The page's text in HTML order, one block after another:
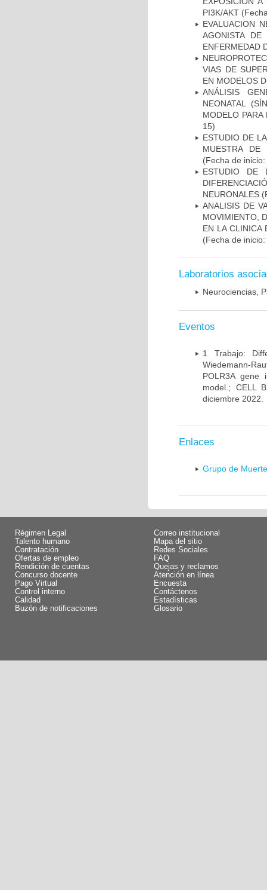
PI3K/AKT
EVALUACION
AGONISTA
ENFERMEDAD
VIAS DE
EN MODELOS
ANÁLISIS
NEONATAL
MODELO
15)
ESTUDIO DE
MUESTRA DE
(Fecha de
ESTUDIO DE
NEURONALES
ANALISIS DE
MOVIMIENTO,
EN LA CLINICA
(Fecha de
Laboratorios
Neurociencias,
Eventos
1 Trabajo:
Wiedemann-
POLR3A gene
model.; CELL
diciembre 2022.
Enlaces
Grupo de
Régimen Legal
Talento humano
Contratación
Ofertas de empleo
Rendición de cuentas
Concurso docente
Pago Virtual
Control interno
Calidad
Buzón de notificaciones
Correo institucional
Mapa del sitio
Redes Sociales
FAQ
Quejas y reclamos
Atención en línea
Encuesta
Contáctenos
Estadísticas
Glosario